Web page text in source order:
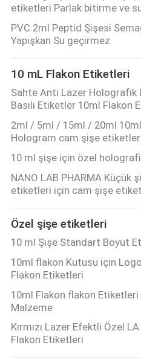
HABERLER
VAKALAR
SITE
HARITASI
PRIVACY
POLICY
etiketleri Parlak bitirme ve
PVC 2ml Peptid Şişesi
Yapışkan Su geçirmez
10 mL Flakon Etiketleri
Sahte Anti Lazer Holografik
Basılı Etiketler 10ml Flakon
2ml / 5ml / 15ml / 20ml
Hologram cam şişe
10 ml şişe için özel
NANO LAB PHARMA
etiketleri için cam şişe
Özel şişe etiketleri
10 ml Şişe Standart Boyut
10ml flakon Kutusu için
Flakon Etiketleri
10ml Flakon flakon
Malzeme
Kırmızı Lazer Efektli Özel
Flakon Etiketleri